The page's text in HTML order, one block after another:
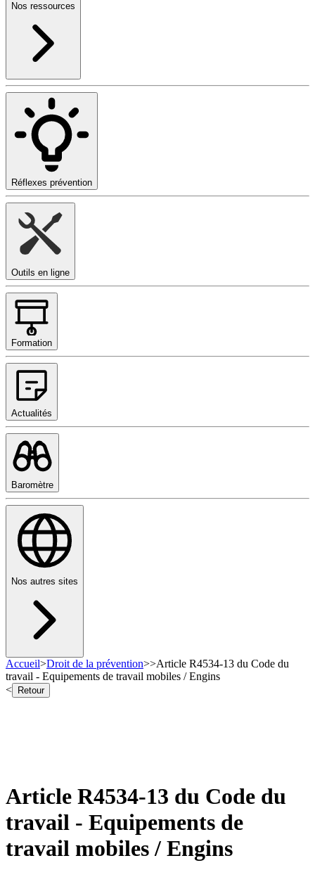
Nos ressources
Réflexes prévention
Outils en ligne
Formation
Actualités
Baromètre
Nos autres sites
Accueil>Droit de la prévention>>Article R4534-13 du Code du
travail - Equipements de travail mobiles / Engins
<
Retour
Article R4534-13 du Code du
travail - Equipements de
travail mobiles / Engins